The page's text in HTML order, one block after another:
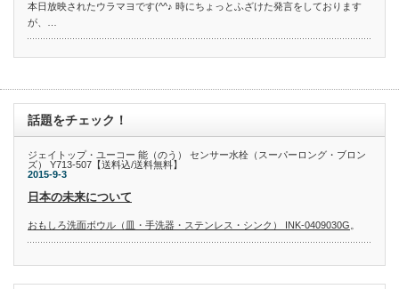
本日放映されたウラマヨです(^^♪ 時にちょっとふざけた発言をしております
が、…
話題をチェック！
ジェイトップ・ユーコー 能（のう） センサー水栓（スーパーロング・ブロン
ズ） Y713-507【送料込/送料無料】
2015-9-3
日本の未来について
おもしろ洗面ボウル（皿・手洗器・ステンレス・シンク） INK-0409030G